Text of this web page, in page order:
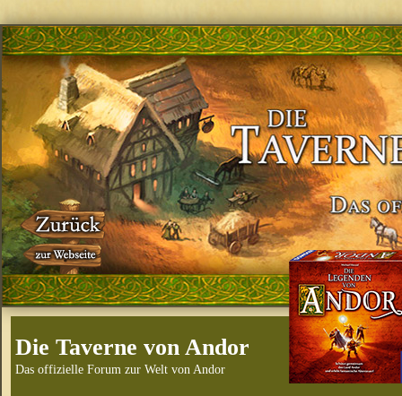
Die Taverne von Andor
Das offizielle Forum zur Welt von Andor